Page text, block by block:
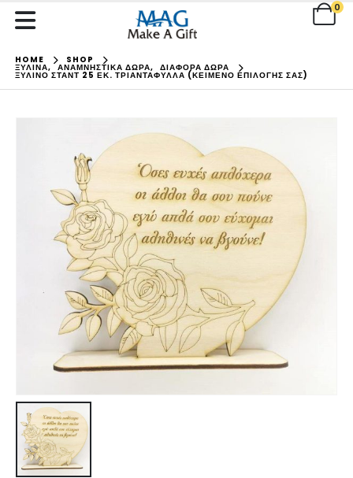
0
HOME SHOP
ΞΥΛΙΝΑ, ΑΝΑΜΝΗΣΤΙΚΑ ΔΩΡΑ, ΔΙΑΦΟΡΑ ΔΩΡΑ
ΞΎΛΙΝΟ ΣΤΑΝΤ 25 ΕΚ. ΤΡΙΑΝΤΆΦΥΛΛΑ (ΚΕΊΜΕΝΟ ΕΠΙΛΟΓΉΣ ΣΑΣ)